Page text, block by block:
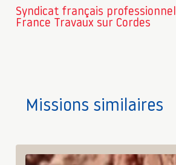
Syndicat français professionnel
France Travaux sur Cordes
Missions similaires